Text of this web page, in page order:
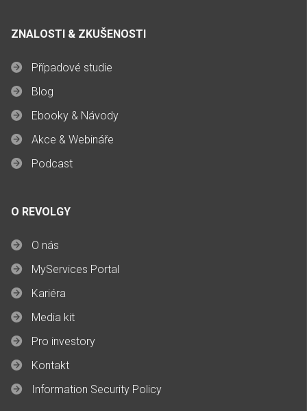
ZNALOSTI & ZKUŠENOSTI
Případové studie
Blog
Ebooky & Návody
Akce & Webináře
Podcast
O REVOLGY
O nás
MyServices Portal
Kariéra
Media kit
Pro investory
Kontakt
Information Security Policy